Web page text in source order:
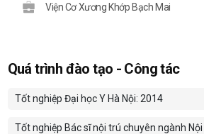
Viện Cơ Xương Khớp Bạch Mai
Quá trình đào tạo - Công tác
Tốt nghiệp Đại học Y Hà Nội: 2014
Tốt nghiệp Bác sĩ nội trú chuyên ngành